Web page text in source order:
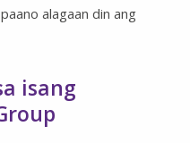
alagaan din ang
isang